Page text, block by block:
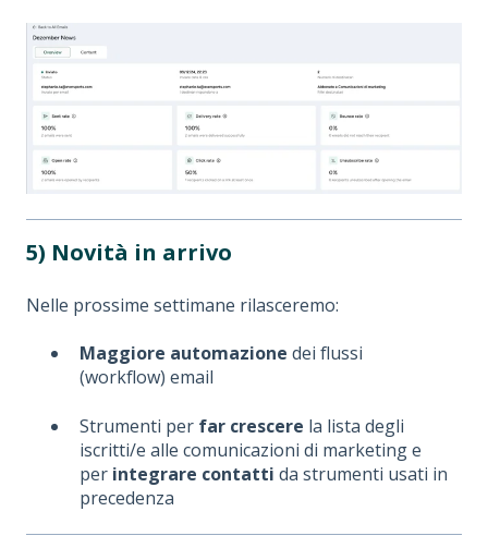
5) Novità in arrivo
Nelle prossime settimane rilasceremo:
Maggiore automazione dei flussi
(workflow) email
Strumenti per far crescere la lista degli
iscritti/e alle comunicazioni di marketing e
per integrare contatti da strumenti usati in
precedenza